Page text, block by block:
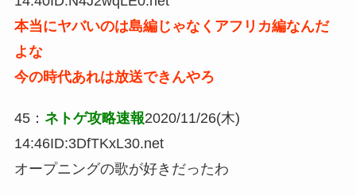
本当にヤバいのは島編じゃなくアフリカ編なんだ
よな
今の時代あれは放送できんやろ
45： ネトゲ攻略速報2020/11/26(木)
14:46ID:3DfTKxL30.net
オープニングの歌が好きだったわ